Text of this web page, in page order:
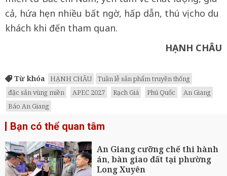
cả, hứa hẹn nhiều bất ngờ, hấp dẫn, thú vị cho du
khách khi đến tham quan.
HẠNH CHÂU
Từ khóa HẠNH CHÂU
Tuần lễ sản phẩm truyền thống
đặc sản vùng miền
APEC 2027 Rạch Giá Phú Quốc
An Giang
Báo An Giang
Bạn có thể quan tâm
An Giang cưỡng chế thi hành
án, bàn giao đất tại phường
Long Xuyên